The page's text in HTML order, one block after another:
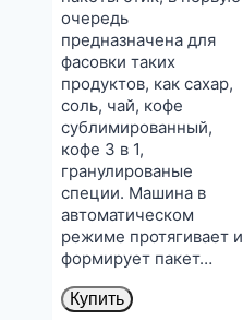
очередь
предназначена для
фасовки таких
продуктов, как сахар,
соль, чай, кофе
сублимированный,
кофе 3 в 1,
гранулированые
специи. Машина в
автоматическом
режиме протягивает и
формирует пакет…
Купить